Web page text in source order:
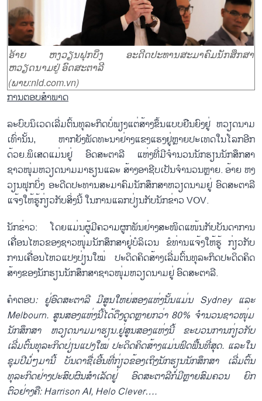
ອ້າຍ ຫງວຽນຟຸກບິ່ງ ອະດີດປະທານສະມາຄົມນັກສຶກສາ
ຫວຽດນາມຢູ່ ອົດສະຕາລີ
(ພາບ:nld.com.vn)
ການຕອບສຳພາດ
ລະບົບນິເວດເລີ່ມຕົ້ນທຸລະກິດບໍ່ພຽງແຕ່ສ້າງຂຶ້ນແບບຍືນຍົງຢູ່ ຫວຽດນາມ
ເທົ່ານັ້ນ, ຫາກຍັງພັດທະນາຢ່າງແຂງແຮງຢູ່ຫຼາຍປະເທດໃນໂລກອີກ
ດ້ວຍ.ພິເສດແມ່ນຢູ່ ອົດສະຕາລີ ແຫ່ງທີ່ມີຈຳນວນນັກຮຽນນັກສຶກສາ
ຊາວໜຸ່ມຫວຽດນາມມາຮຽນແລະ ສ້າງອາຊີບເປັນຈຳນວນຫຼາຍ. ອ້າຍ ຫງ
ວຽນຟຸກບິ່ງ ອະດີດປະທານສະມາຄົມນັກສຶກສາຫວຽດນາມຢູ່ ອົດສະຕາລີ
ແຈ້ງໃຫ້ຮູ້ກ່ຽວກັບສິ່ງນີ້ ໃນການແລກປ່ຽນກັບນັກຂ່າວ VOV.
ນັກຂ່າວ: ໂດຍແມ່ນຜູ້ມີຄວາມຜູກພັນຢ່າງສະໜິດແໜ້ນກັບບັນດາການ
ເຄື່ອນໄຫວຂອງຊາວໜຸ່ມນັກສຶກສາຢູ່ບໍລິເວນ ຂໍທ່ານແຈ້ງໃຫ້ຮູ້ ກ່ຽວກັບ
ການເຄື່ອນໄຫວແປງປ່ຽນໃໝ່ ປະດິດຄິດສ້າງເລີ່ມຕົ້ນທຸລະກິດປະດິດຄິດ
ສ້າງຂອງນັກຮຽນນັກສຶກສາຊາວໜຸ່ມຫວຽດນາມຢູ່ ອົດສະຕາລີ.
ຄຳຕອບ: ຢູ່ອົດສະຕາລີ ມີສູນໃຫຍ່ສອງແຫ່ງນັ້ນແມ່ນ Sydney ແລະ
Melbourn. ສູນສອງແຫ່ງນີ້ໄດ້ດຶງດູດຫຼາຍກວ່າ 80% ຈຳນວນຊາວໜຸ່ມ
ນັກສຶກສາ ຫວຽດນາມມາຮຽນ.ຢູ່ສູນສອງແຫ່ງນີ້ ຂະບວນການກ່ຽວກັບ
ເລີ່ມຕົ້ນທຸລະກິດປ່ຽນແປງໃໝ່ ປະດິດຄິດສ້າງແມ່ນຟົດຟື້ນທີ່ສຸດ. ແລະໃນ
ຊຸມປີມໍ່ໆມານີ້ ບັນດາຊື່ເອີ້ນທີ່ກ່ຽວຂ້ອງເຖິງນັກຮຽນນັກສຶກສາ ເລີ່ມຕົ້ນ
ທຸລະກິດຢ່າງປະສົບຜົນສຳເລັດຢູ່ ອົດສະຕາລີກໍ່ມີຫຼາຍສົມຄວນ ຍົກ
ຕົວຢ່າງຄື:Harrison AI, Helo Clever….